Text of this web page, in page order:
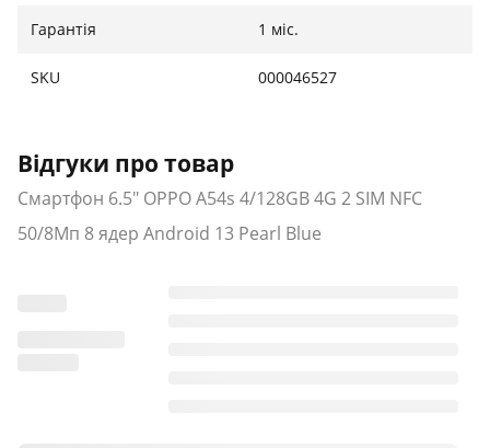
Гарантія 1 міс.
SKU 000046527
Відгуки про товар
Смартфон 6.5" OPPO A54s 4/128GB 4G 2 SIM NFC
50/8Мп 8 ядер Android 13 Pearl Blue